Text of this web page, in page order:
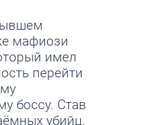
мафиози
имел
перейти
боссу. Став
убийц,